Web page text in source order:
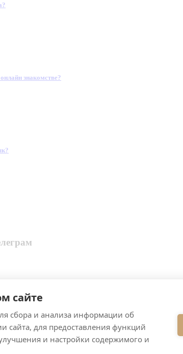
сайте
сбора и анализа информации об
сайта, для предоставления функций
и настройки содержимого и
знакомстве?